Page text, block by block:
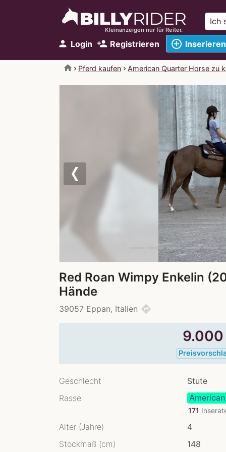
Kleinanzeigen nur für Reiter.
person Login person_add Registrieren add_circle_outline Inserieren
home Pferd kaufen American Quarter Horse zu
Red Roan Wimpy Enkelin
Hände
39057 Eppan, Italien directions
9.000
Geschlecht
Stute
Rasse
171
Alter (Jahre)
4
Stockmaß (cm)
148